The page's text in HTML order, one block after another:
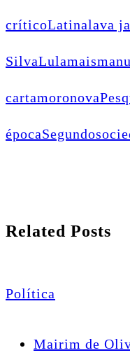
críticoLatinalava
SilvaLulamais
cartamoronova
épocaSegundo
Related Posts
Política
Mairim de